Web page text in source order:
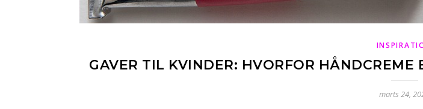
GAVER TIL KVINDER: HVORFOR HÅNDCREME
marts 24,